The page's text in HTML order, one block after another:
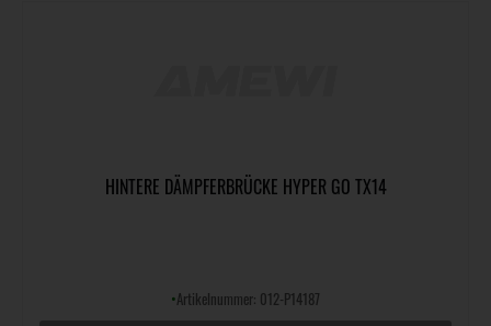
HINTERE DÄMPFERBRÜCKE HYPER GO TX14
•Artikelnummer: 012-P14187